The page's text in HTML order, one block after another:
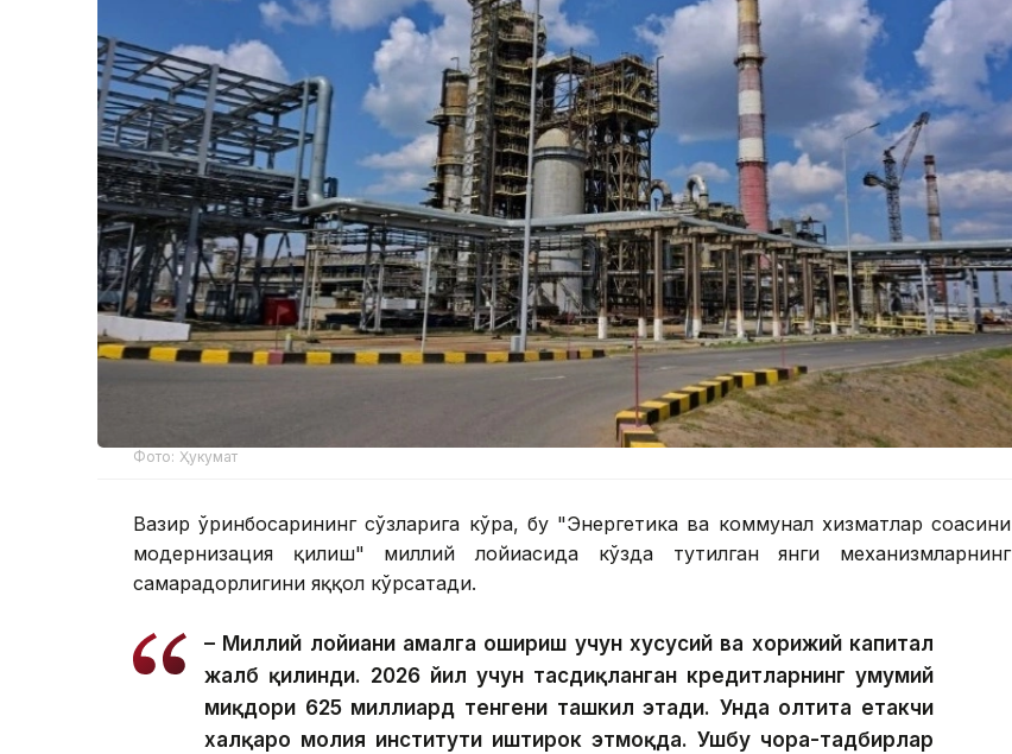
Фото: Ҳукумат
Вазир ўринбосарининг сўзларига кўра, бу "Энергетика ва коммунал хизматлар соҳасини
модернизация қилиш" миллий лойиҳасида кўзда тутилган янги механизмларнинг
самарадорлигини яққол кўрсатади.
– Миллий лойиҳани амалга ошириш учун хусусий ва хорижий капитал
жалб қилинди. 2026 йил учун тасдиқланган кредитларнинг умумий
миқдори 625 миллиард тенгени ташкил этади. Унда олтита етакчи
халқаро молия институти иштирок этмоқда. Ушбу чора-тадбирлар